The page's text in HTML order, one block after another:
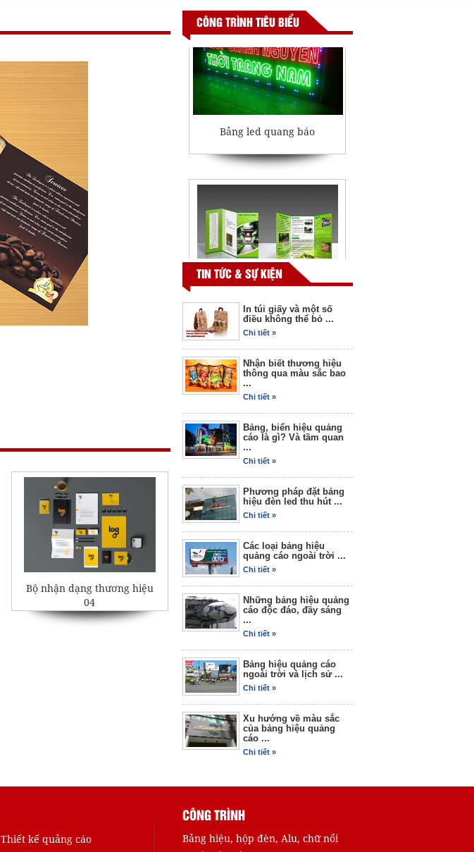
Bộ nhận dạng thương hiệu
04
CÔNG TRÌNH TIÊU BIỂU
Bảng led quang báo
Tờ rơi 03
Bộ nhận dạng thương hiệu
Bộ nhận dạng thương hiệu
04
TIN TỨC & SỰ KIỆN
In túi giấy và một số
điều không thể bỏ ...
Chi tiết »
Nhận biết thương hiệu
thông qua màu sắc bao
...
Chi tiết »
Bảng, biển hiệu quảng
cáo là gì? Và tầm quan
...
Chi tiết »
Phương pháp đặt bảng
hiệu đèn led thu hút ...
Chi tiết »
Các loại bảng hiệu
quảng cáo ngoài trời ...
Chi tiết »
Những bảng hiệu quảng
cáo độc đáo, đầy sáng
...
Chi tiết »
Bảng hiệu quảng cáo
ngoài trời và lịch sử ...
Chi tiết »
Xu hướng về màu sắc
của bảng hiệu quảng
cáo ...
Chi tiết »
Thiết kế quảng cáo
CÔNG TRÌNH
Bảng hiệu, hộp đèn, Alu, chữ nổi